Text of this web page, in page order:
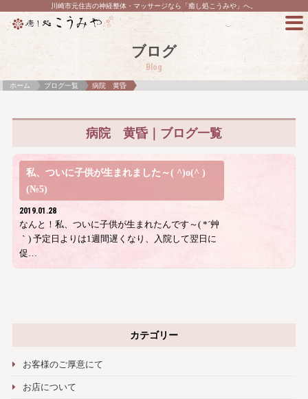
川崎市元住吉の神経整体・マッサージなら「癒し処こうみや」へ。
ブログ
Blog
ホーム ブログ一覧 病院 黄昏
病院 黄昏｜ブログ一覧
私、ついに子供が生まれました～( ^)o(^ )
(№5)
2019.01.28
なんと！私、ついに子供が生まれたんです～( *´艸
｀) 予定日よりは1週間遅くなり、入院して翌日に
促…
カテゴリー
お客様のご厚意にて
お店について